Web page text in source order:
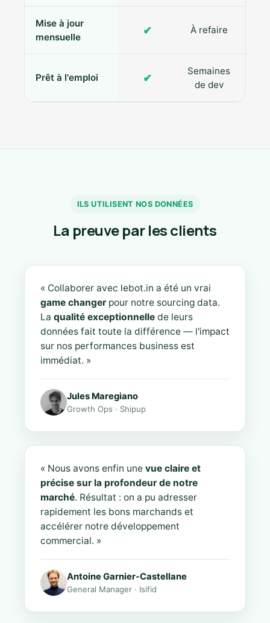
Mise à jour
mensuelle
✔ À refaire
Prêt à l'emploi ✔
Semaines
de dev
ILS UTILISENT NOS DONNÉES
La preuve par les clients
« Collaborer avec lebot.in a été un vrai
game changer pour notre sourcing data.
La qualité exceptionnelle de leurs
données fait toute la différence — l'impact
sur nos performances business est
immédiat. »
Jules Maregiano
Growth Ops · Shipup
« Nous avons enfin une vue claire et
précise sur la profondeur de notre
marché. Résultat : on a pu adresser
rapidement les bons marchands et
accélérer notre développement
commercial. »
Antoine Garnier-Castellane
General Manager · Isifid